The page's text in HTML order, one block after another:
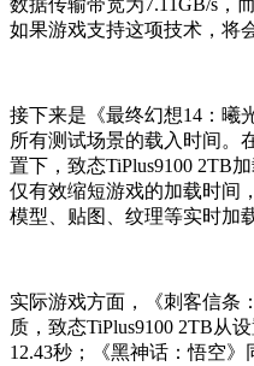
数据传输带宽为7.11GB/s，
如果游戏支持这项技术，将
接下来是《最终幻想14：曦
所有测试场景的载入时间。
置下，致态TiPlus9100 2TB
仅有效缩短游戏的加载时间
模型、贴图、纹理等实时加
实际游戏方面，《刺客信条
质，致态TiPlus9100 2TB从
12.43秒；《黑神话：悟空